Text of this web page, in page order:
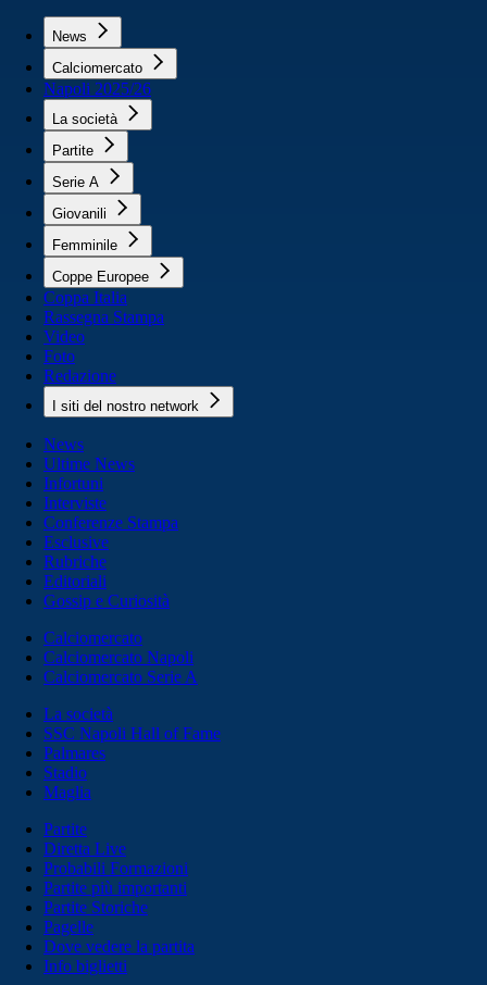
News
Calciomercato
Napoli 2025/26
La società
Partite
Serie A
Giovanili
Femminile
Coppe Europee
Coppa Italia
Rassegna Stampa
Video
Foto
Redazione
I siti del nostro network
News
Ultime News
Infortuni
Interviste
Conferenze Stampa
Esclusive
Rubriche
Editoriali
Gossip e Curiosità
Calciomercato
Calciomercato Napoli
Calciomercato Serie A
La società
SSC Napoli Hall of Fame
Palmares
Stadio
Maglia
Partite
Diretta Live
Probabili Formazioni
Partite più importanti
Partite Storiche
Pagelle
Dove vedere la partita
Info biglietti